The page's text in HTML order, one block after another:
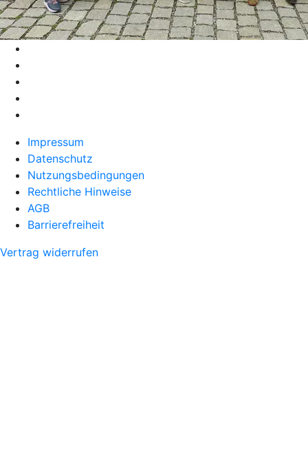
Impressum
Datenschutz
Nutzungsbedingungen
Rechtliche Hinweise
AGB
Barrierefreiheit
Vertrag widerrufen